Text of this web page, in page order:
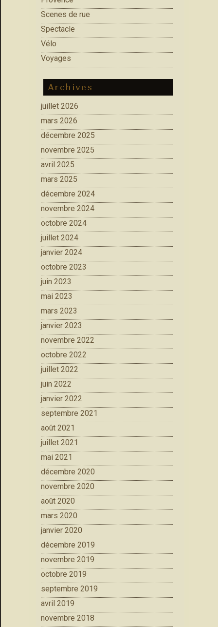
Scenes de rue
Spectacle
Vélo
Voyages
Archives
juillet 2026
mars 2026
décembre 2025
novembre 2025
avril 2025
mars 2025
décembre 2024
novembre 2024
octobre 2024
juillet 2024
janvier 2024
octobre 2023
juin 2023
mai 2023
mars 2023
janvier 2023
novembre 2022
octobre 2022
juillet 2022
juin 2022
janvier 2022
septembre 2021
août 2021
juillet 2021
mai 2021
décembre 2020
novembre 2020
août 2020
mars 2020
janvier 2020
décembre 2019
novembre 2019
octobre 2019
septembre 2019
avril 2019
novembre 2018